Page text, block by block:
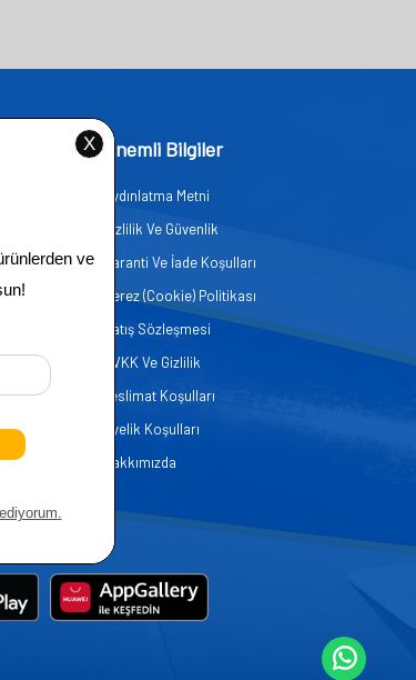
Önemli Bilgiler
Aydınlatma Metni
Gizlilik Ve Güvenlik
Garanti Ve İade Koşulları
Çerez (Cookie) Politikası
Satış Sözleşmesi
KVKK Ve Gizlilik
Teslimat Koşulları
Üyelik Koşulları
Hakkımızda